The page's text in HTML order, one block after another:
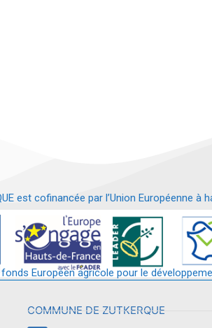
est cofinancée par l’Union Européenne
requalification d’un bâtiment en services
Européen agricole pour le
COMMUNE DE ZUTKERQUE